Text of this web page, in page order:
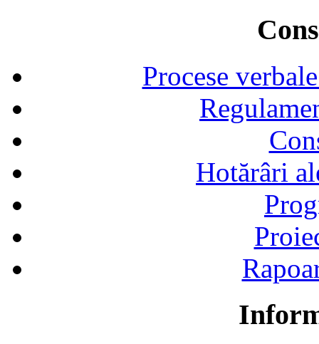
Procese
Hotărâri